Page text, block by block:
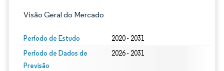
Visão Geral do Mercado
Período de Estudo 2020 - 2031
Período de Dados de
Previsão
2026 - 2031